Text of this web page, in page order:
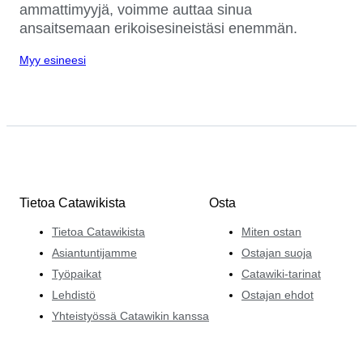
ammattimyyjä, voimme auttaa sinua
ansaitsemaan erikoisesineistäsi enemmän.
Myy esineesi
Tietoa Catawikista
Tietoa Catawikista
Asiantuntijamme
Työpaikat
Lehdistö
Yhteistyössä Catawikin kanssa
Osta
Miten ostan
Ostajan suoja
Catawiki-tarinat
Ostajan ehdot